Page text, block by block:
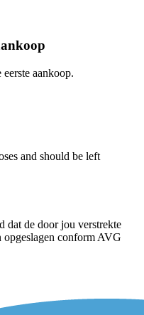
aankoop.
and should be left
dat de door jou verstrekte
opgeslagen conform AVG